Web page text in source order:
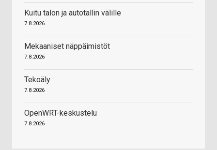
Kuitu talon ja autotallin välille
7.8.2026
Mekaaniset näppäimistöt
7.8.2026
Tekoäly
7.8.2026
OpenWRT-keskustelu
7.8.2026